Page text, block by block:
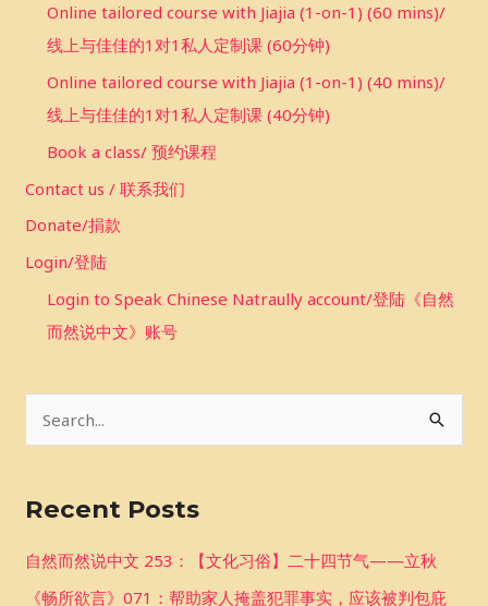
Online tailored course with Jiajia (1-on-1) (60 mins)/
线上与佳佳的1对1私人定制课 (60分钟)
Online tailored course with Jiajia (1-on-1) (40 mins)/
线上与佳佳的1对1私人定制课 (40分钟)
Book a class/ 预约课程
Contact us / 联系我们
Donate/捐款
Login/登陆
Login to Speak Chinese Natraully account/登陆《自然
而然说中文》账号
r
c
Recent Posts
自然而然说中文 253：【文化习俗】二十四节气——立秋
《畅所欲言》071：帮助家人掩盖犯罪事实，应该被判包庇